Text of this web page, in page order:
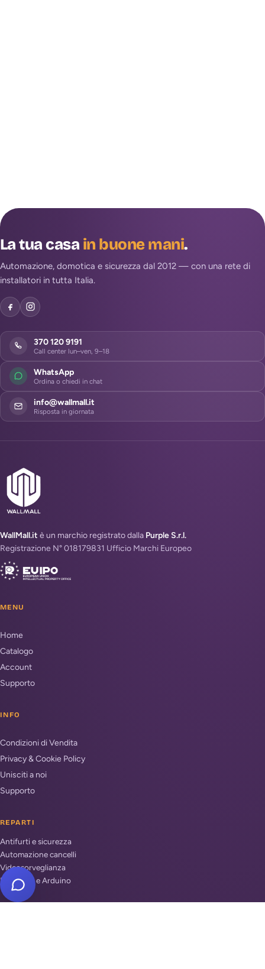
La tua casain buone mani.
Automazione, domotica e sicurezza dal 2012 — con una rete di
installatori in tutta Italia.
370 120 9191
Call center lun–ven, 9–18
WhatsApp
Ordina o chiedi in chat
info@wallmall.it
Risposta in giornata
WallMall.it è un marchio registrato dalla Purple S.r.l.
Registrazione N° 018179831 Ufficio Marchi Europeo
MENU
Home
Catalogo
Account
Supporto
INFO
Condizioni di Vendita
Privacy & Cookie Policy
Unisciti a noi
Supporto
REPARTI
Antifurti e sicurezza
Automazione cancelli
Videosorveglianza
Domotica e Arduino